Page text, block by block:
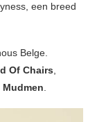
een breed
Belge.
Of Chairs,
Mudmen.